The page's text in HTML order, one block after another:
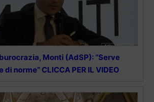
Monti (AdSP): “Serve
norme” CLICCA PER IL VIDEO